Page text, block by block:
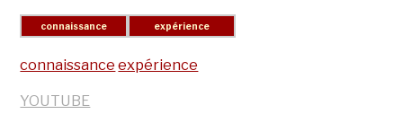
connaissance expérience
YOUTUBE